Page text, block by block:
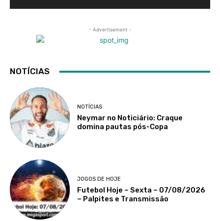
- Advertisement -
NOTÍCIAS
NOTÍCIAS
Neymar no Noticiário: Craque
domina pautas pós-Copa
JOGOS DE HOJE
Futebol Hoje – Sexta – 07/08/2026
– Palpites e Transmissão